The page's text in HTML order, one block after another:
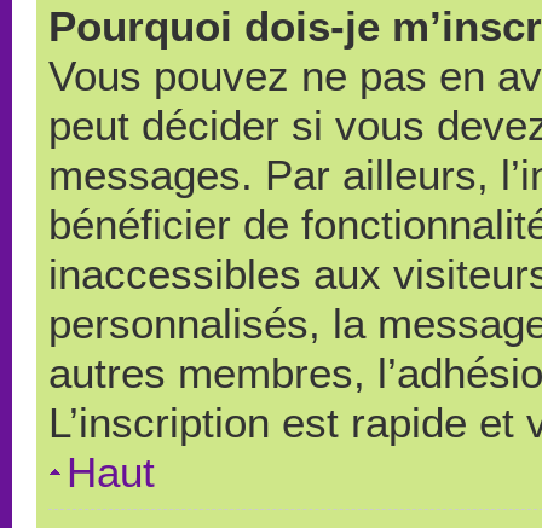
Pourquoi dois-je
Vous pouvez ne pas en
peut décider si vous
messages. Par ailleurs,
bénéficier de
inaccessibles aux
personnalisés, la
autres membres,
L’inscription est rapide et
Haut